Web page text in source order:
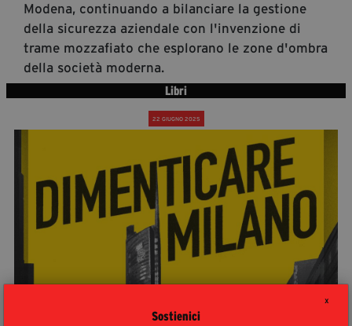
X
Sostienici
Modena, continuando a bilanciare la gestione
della sicurezza aziendale con l'invenzione di
trame mozzafiato che esplorano le zone d'ombra
della società moderna.
Libri
22 GIUGNO 2025